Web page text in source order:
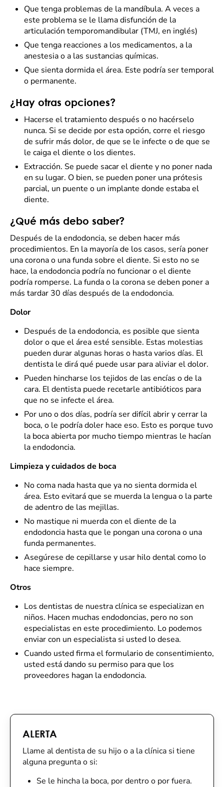
Que tenga problemas de la mandíbula. A veces a
este problema se le llama disfunción de la
articulación temporomandibular (TMJ, en inglés)
Que tenga reacciones a los medicamentos, a la
anestesia o a las sustancias químicas.
Que sienta dormida el área. Este podría ser temporal
o permanente.
¿Hay otras opciones?
Hacerse el tratamiento después o no hacérselo
nunca. Si se decide por esta opción, corre el riesgo
de sufrir más dolor, de que se le infecte o de que se
le caiga el diente o los dientes.
Extracción. Se puede sacar el diente y no poner nada
en su lugar. O bien, se pueden poner una prótesis
parcial, un puente o un implante donde estaba el
diente.
¿Qué más debo saber?
Después de la endodoncia, se deben hacer más
procedimientos. En la mayoría de los casos, sería poner
una corona o una funda sobre el diente. Si esto no se
hace, la endodoncia podría no funcionar o el diente
podría romperse. La funda o la corona se deben poner a
más tardar 30 días después de la endodoncia.
Dolor
Después de la endodoncia, es posible que sienta
dolor o que el área esté sensible. Estas molestias
pueden durar algunas horas o hasta varios días. El
dentista le dirá qué puede usar para aliviar el dolor.
Pueden hincharse los tejidos de las encías o de la
cara. El dentista puede recetarle antibióticos para
que no se infecte el área.
Por uno o dos días, podría ser difícil abrir y cerrar la
boca, o le podría doler hace eso. Esto es porque tuvo
la boca abierta por mucho tiempo mientras le hacían
la endodoncia.
Limpieza y cuidados de boca
No coma nada hasta que ya no sienta dormida el
área. Esto evitará que se muerda la lengua o la parte
de adentro de las mejillas.
No mastique ni muerda con el diente de la
endodoncia hasta que le pongan una corona o una
funda permanentes.
Asegúrese de cepillarse y usar hilo dental como lo
hace siempre.
Otros
Los dentistas de nuestra clínica se especializan en
niños. Hacen muchas endodoncias, pero no son
especialistas en este procedimiento. Lo podemos
enviar con un especialista si usted lo desea.
Cuando usted firma el formulario de consentimiento,
usted está dando su permiso para que los
proveedores hagan la endodoncia.
ALERTA
Llame al dentista de su hijo o a la clínica si tiene
alguna pregunta o si:
Se le hincha la boca, por dentro o por fuera.